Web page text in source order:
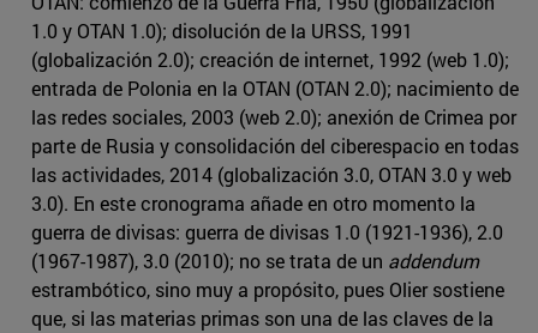
1.0 y OTAN 1.0); disolución de la URSS, 1991
(globalización 2.0); creación de internet, 1992 (web 1.0);
entrada de Polonia en la OTAN (OTAN 2.0); nacimiento de
las redes sociales, 2003 (web 2.0); anexión de Crimea por
parte de Rusia y consolidación del ciberespacio en todas
las actividades, 2014 (globalización 3.0, OTAN 3.0 y web
3.0). En este cronograma añade en otro momento la
guerra de divisas: guerra de divisas 1.0 (1921-1936), 2.0
(1967-1987), 3.0 (2010); no se trata de un addendum
estrambótico, sino muy a propósito, pues Olier sostiene
que, si las materias primas son una de las claves de la